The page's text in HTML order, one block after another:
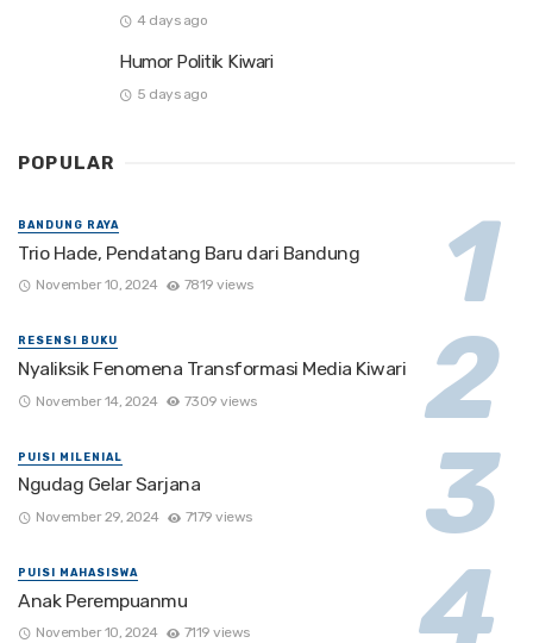
4 days ago
Humor Politik Kiwari
5 days ago
POPULAR
BANDUNG RAYA
Trio Hade, Pendatang Baru dari Bandung
November 10, 2024 7819 views
RESENSI BUKU
Nyaliksik Fenomena Transformasi Media Kiwari
November 14, 2024 7309 views
PUISI MILENIAL
Ngudag Gelar Sarjana
November 29, 2024 7179 views
PUISI MAHASISWA
Anak Perempuanmu
November 10, 2024 7119 views